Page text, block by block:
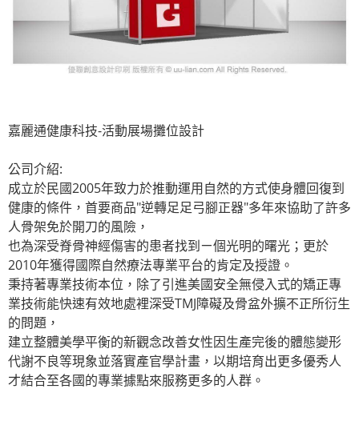
嘉麗通健康科技-活動展場攤位設計
公司介紹:
成立於民國2005年致力於推動運用自然的方式使身體回復到
健康的條件，首要商品"逆轉足足弓腳正器"多年來協助了許多
人骨架免於開刀的風險，
也為深受脊骨神經傷害的患者找到ㄧ個光明的曙光；更於
2010年獲得國際自然療法專業平台的肯定及授證。
秉持著專業技術本位，除了引進美國安全無侵入式的矯正專
業技術能快速有效地處裡深受TMJ障礙及骨盆外擴不正所衍生
的問題，
建立整體美學平衡的新觀念改善女性因生產完後的體態變形
代謝不良等現象並落實產官學計畫，以期培育出更多優秀人
才結合至各國的專業據點來服務更多的人群。